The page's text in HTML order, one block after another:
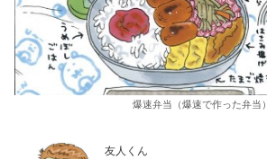
爆速弁当（爆速で作った弁当）
友人くん